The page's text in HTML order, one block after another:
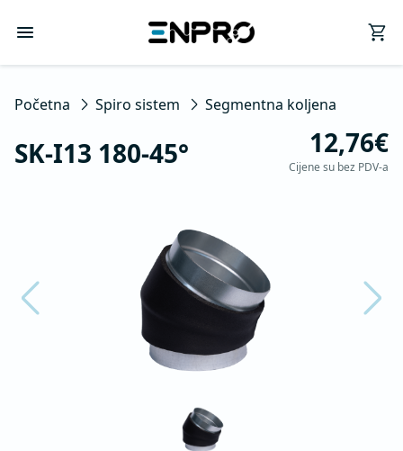
Početna Spiro sistem Segmentna koljena
SK-I13 180-45° 12,76€
Cijene su bez PDV-a